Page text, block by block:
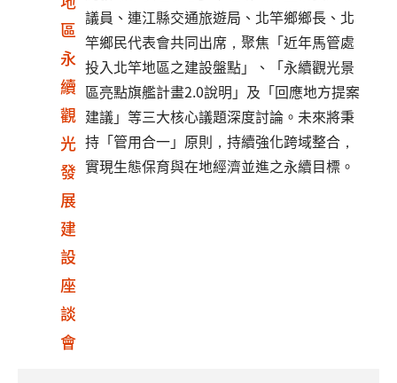
區
永
續
觀
光
發
展
建
設
座
談
會
議員、連江縣交通旅遊局、北竿鄉鄉長、北
竿鄉民代表會共同出席，聚焦「近年馬管處
投入北竿地區之建設盤點」、「永續觀光景
區亮點旗艦計畫2.0說明」及「回應地方提案
建議」等三大核心議題深度討論。未來將秉
持「管用合一」原則，持續強化跨域整合，
實現生態保育與在地經濟並進之永續目標。